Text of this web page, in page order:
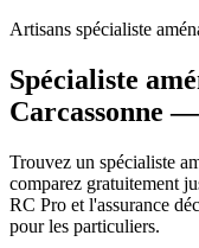
Artisans spécialiste
Spécialiste
Carcassonne
Trouvez un spécialiste
comparez gratuitement
RC Pro et l'assurance
pour les particuliers.